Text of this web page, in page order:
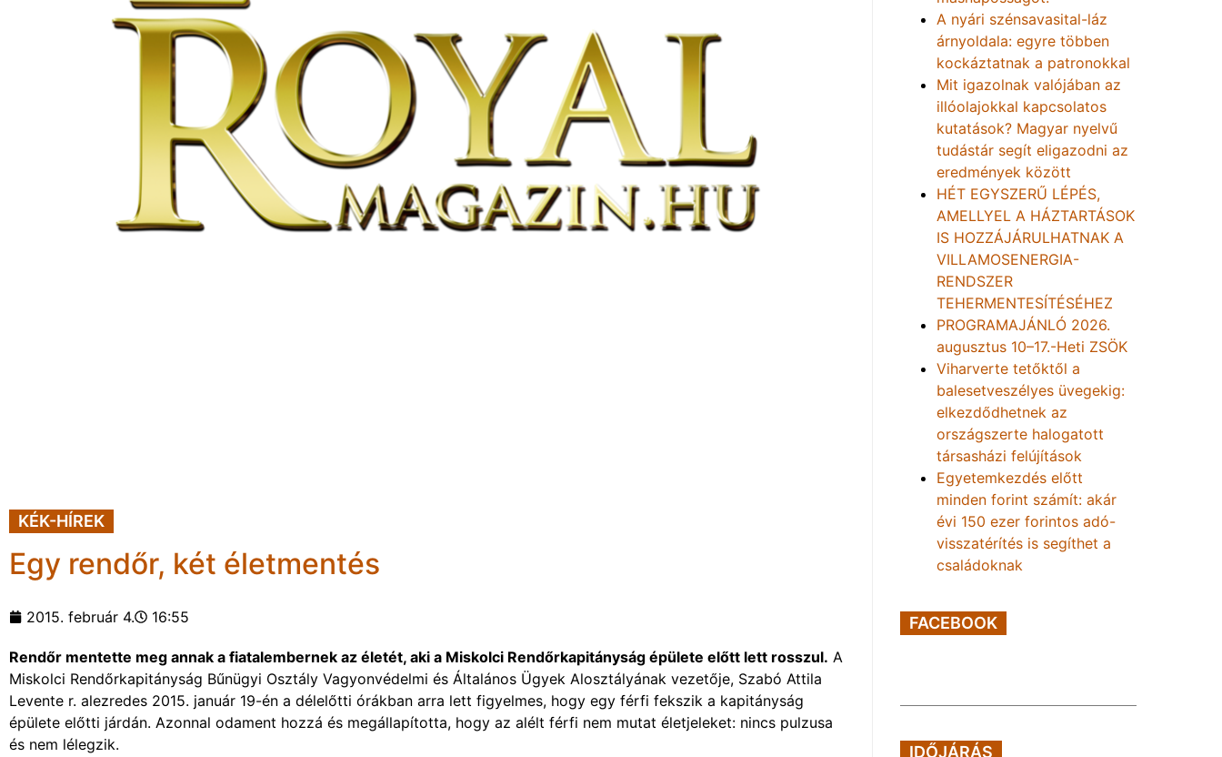
KÉK-HÍREK
Egy rendőr, két életmentés
2015. február 4. 16:55
Rendőr mentette meg annak a fiatalembernek az életét, aki a Miskolci Rendőrkapitányság épülete előtt lett rosszul. A
Miskolci Rendőrkapitányság Bűnügyi Osztály Vagyonvédelmi és Általános Ügyek Alosztályának vezetője, Szabó Attila
Levente r. alezredes 2015. január 19-én a délelőtti órákban arra lett figyelmes, hogy egy férfi fekszik a kapitányság
épülete előtti járdán. Azonnal odament hozzá és megállapította, hogy az alélt férfi nem mutat életjeleket: nincs pulzusa
és nem lélegzik.
A nyári szénsavasital-láz
árnyoldala: egyre többen
kockáztatnak a patronokkal
Mit igazolnak valójában az
illóolajokkal kapcsolatos
kutatások? Magyar nyelvű
tudástár segít eligazodni az
eredmények között
HÉT EGYSZERŰ LÉPÉS,
AMELLYEL A HÁZTARTÁSOK
IS HOZZÁJÁRULHATNAK A
VILLAMOSENERGIA-
RENDSZER
TEHERMENTESÍTÉSÉHEZ
PROGRAMAJÁNLÓ 2026.
augusztus 10–17.-Heti ZSÖK
Viharverte tetőktől a
balesetveszélyes üvegekig:
elkezdődhetnek az
országszerte halogatott
társasházi felújítások
Egyetemkezdés előtt
minden forint számít: akár
évi 150 ezer forintos adó-
visszatérítés is segíthet a
családoknak
FACEBOOK
IDŐJÁRÁS